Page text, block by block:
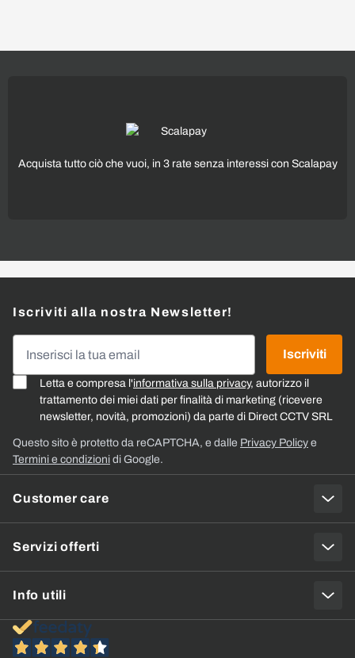
Acquista tutto ciò che vuoi, in 3 rate senza interessi con Scalapay
Customer care
Servizi offerti
Info utili
Iscriviti alla nostra Newsletter!
Letta e compresa l'informativa sulla privacy, autorizzo il
trattamento dei miei dati per finalità di marketing (ricevere
newsletter, novità, promozioni) da parte di Direct CCTV SRL
Iscriviti
Questo sito è protetto da reCAPTCHA, e dalle Privacy Policy e
Termini e condizioni di Google.